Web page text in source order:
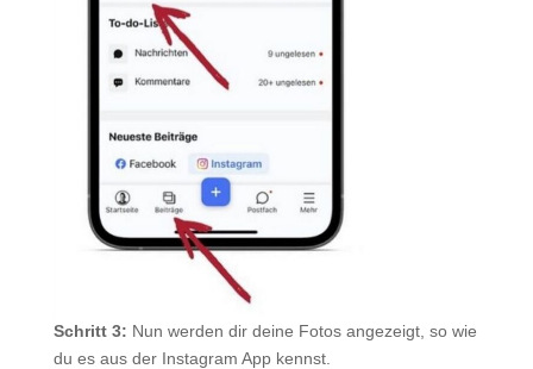
Schritt 3: Nun werden dir deine Fotos angezeigt, so wie
du es aus der Instagram App kennst.